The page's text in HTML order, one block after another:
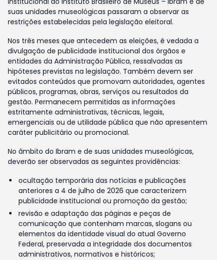
suas unidades museológicas passaram a observar as
restrições estabelecidas pela legislação eleitoral.
Nos três meses que antecedem as eleições, é vedada a
divulgação de publicidade institucional dos órgãos e
entidades da Administração Pública, ressalvadas as
hipóteses previstas na legislação. Também devem ser
evitados conteúdos que promovam autoridades, agentes
públicos, programas, obras, serviços ou resultados da
gestão. Permanecem permitidas as informações
estritamente administrativas, técnicas, legais,
emergenciais ou de utilidade pública que não apresentem
caráter publicitário ou promocional.
No âmbito do Ibram e de suas unidades museológicas,
deverão ser observadas as seguintes providências:
ocultação temporária das notícias e publicações
anteriores a 4 de julho de 2026 que caracterizem
publicidade institucional ou promoção da gestão;
revisão e adaptação das páginas e peças de
comunicação que contenham marcas, slogans ou
elementos da identidade visual do atual Governo
Federal, preservada a integridade dos documentos
administrativos, normativos e históricos;